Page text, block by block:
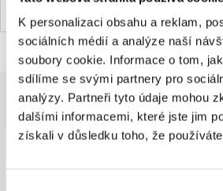
K personalizaci obsahu a reklam,
sociálních médií a analýze naší
soubory cookie. Informace o tom,
sdílíme se svými partnery pro
analýzy. Partneři tyto údaje mohou
dalšími informacemi, které jste jim
získali v důsledku toho, že
Jdete na koncert